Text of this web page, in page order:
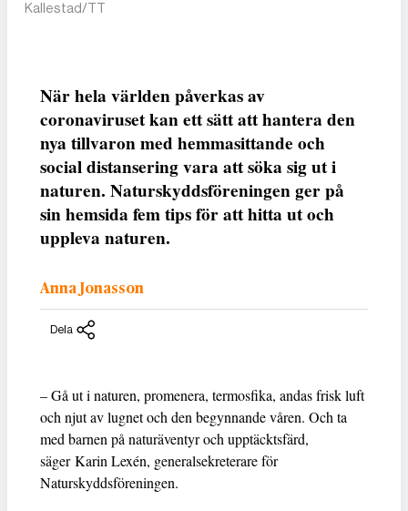
Kallestad/TT
När hela världen påverkas av
coronaviruset kan ett sätt att hantera den
nya tillvaron med hemmasittande och
social distansering vara att söka sig ut i
naturen. Naturskyddsföreningen ger på
sin hemsida fem tips för att hitta ut och
uppleva naturen.
Anna Jonasson
Dela
– Gå ut i naturen, promenera, termosfika, andas frisk luft
och njut av lugnet och den begynnande våren. Och ta
med barnen på naturäventyr och upptäcktsfärd,
säger Karin Lexén, generalsekreterare för
Naturskyddsföreningen.